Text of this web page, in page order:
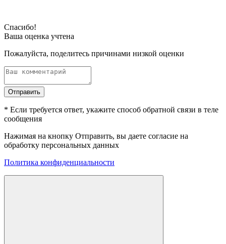
Спасибо!
Ваша оценка учтена
Пожалуйста, поделитесь причинами низкой оценки
Отправить
* Если требуется ответ, укажите способ обратной связи в теле
сообщения
Нажимая на кнопку Отправить, вы даете согласие на
обработку персональных данных
Политика конфиденциальности